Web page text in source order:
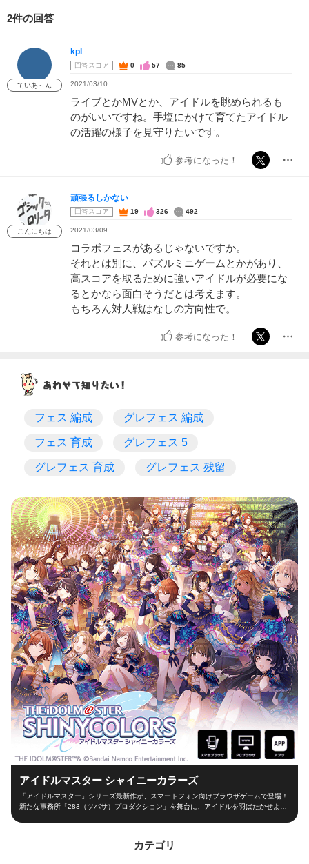
2件の回答
ていあ～ん
kpl
回答スコア 0 57 85
2021/03/10
ライブとかMVとか、アイドルを眺められるも
のがいいですね。手塩にかけて育てたアイドル
の活躍の様子を見守りたいです。
参考になった！
こんにちは
頑張るしかない
回答スコア 19 326 492
2021/03/09
コラボフェスがあるじゃないですか。
それとは別に、パズルミニゲームとかがあり、
高スコアを取るために強いアイドルが必要にな
るとかなら面白そうだとは考えます。
もちろん対人戦はなしの方向性で。
参考になった！
フェス 編成 グレフェス 編成
フェス 育成 グレフェス 5
グレフェス 育成 グレフェス 残留
アイドルマスター シャイニーカラーズ
「アイドルマスター」シリーズ最新作が、スマートフォン向けブラウザゲームで登場！
新たな事務所「283（ツバサ）プロダクション」を舞台に、アイドルを羽ばたかせよ
て、レッスンやお仕事、オーディションなどの行動を選択！限られた期間の中でアイド
カテゴリ